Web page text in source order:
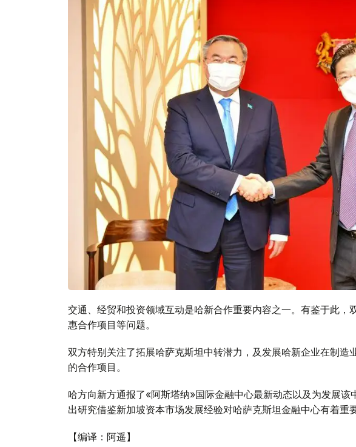
交通、经贸和投资领域互动是哈新合作重要内容之一。有鉴于此，
惠合作项目等问题。
双方特别关注了拓展哈萨克斯坦中转潜力，及发展哈新企业在制造
的合作项目。
哈方向新方通报了«阿斯塔纳»国际金融中心最新动态以及为发展
出研究借鉴新加坡资本市场发展经验对哈萨克斯坦金融中心有着重
【编译：阿遥】